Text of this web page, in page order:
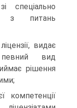
спеціально
з питань
видає
вид
рі­шення
компетенції